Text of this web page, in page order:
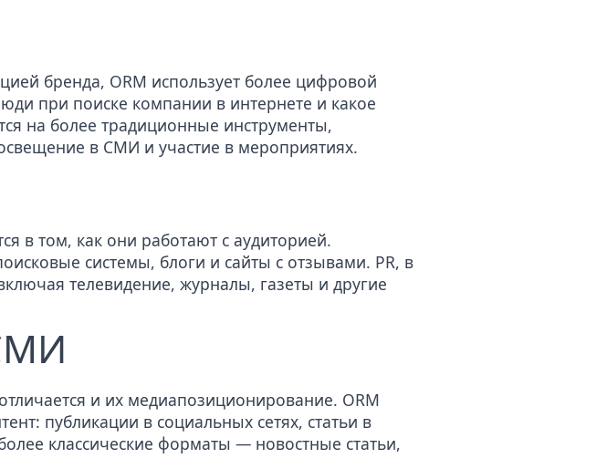
бренда, ORM использует более цифровой
при поиске компании в интернете и какое
на более традиционные инструменты,
в СМИ и участие в мероприятиях.
в том, как они работают с аудиторией.
системы, блоги и сайты с отзывами. PR, в
телевидение, журналы, газеты и другие
и их медиапозиционирование. ORM
публикации в социальных сетях, статьи в
классические форматы — новостные статьи,